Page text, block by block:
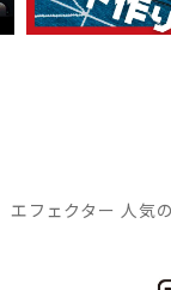
エフェクター 人気